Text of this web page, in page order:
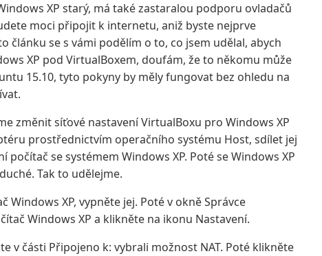
XP starý, má také zastaralou podporu ovladačů
moci připojit k internetu, aniž byste nejprve
článku se s vámi podělím o to, co jsem udělal, abych
XP pod VirtualBoxem, doufám, že to někomu může
15.10, tyto pokyny by měly fungovat bez ohledu na
změnit síťové nastavení VirtualBoxu pro Windows XP
prostřednictvím operačního systému Host, sdílet jej
se systémem Windows XP. Poté se Windows XP
Tak to udělejme.
XP, vypněte jej. Poté v okně Správce
Windows XP a klikněte na ikonu Nastavení.
v části Připojeno k: vybrali možnost NAT. Poté klikněte